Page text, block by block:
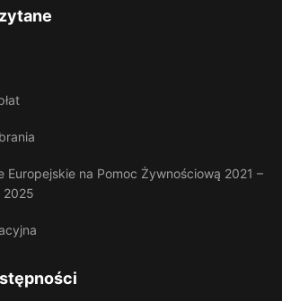
Europejskie na Pomoc Żywnościową 2021 –
2025